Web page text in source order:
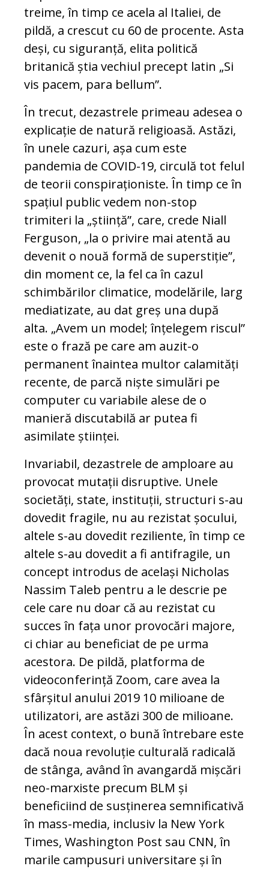
treime, în timp ce acela al Italiei, de
pildă, a crescut cu 60 de procente. Asta
deși, cu siguranță, elita politică
britanică știa vechiul precept latin „Si
vis pacem, para bellum”.
În trecut, dezastrele primeau adesea o
explicație de natură religioasă. Astăzi,
în unele cazuri, așa cum este
pandemia de COVID-19, circulă tot felul
de teorii conspiraționiste. În timp ce în
spațiul public vedem non-stop
trimiteri la „știință”, care, crede Niall
Ferguson, „la o privire mai atentă au
devenit o nouă formă de superstiție”,
din moment ce, la fel ca în cazul
schimbărilor climatice, modelările, larg
mediatizate, au dat greș una după
alta. „Avem un model; înțelegem riscul”
este o frază pe care am auzit-o
permanent înaintea multor calamități
recente, de parcă niște simulări pe
computer cu variabile alese de o
manieră discutabilă ar putea fi
asimilate științei.
Invariabil, dezastrele de amploare au
provocat mutații disruptive. Unele
societăți, state, instituții, structuri s-au
dovedit fragile, nu au rezistat șocului,
altele s-au dovedit reziliente, în timp ce
altele s-au dovedit a fi antifragile, un
concept introdus de același Nicholas
Nassim Taleb pentru a le descrie pe
cele care nu doar că au rezistat cu
succes în fața unor provocări majore,
ci chiar au beneficiat de pe urma
acestora. De pildă, platforma de
videoconferință Zoom, care avea la
sfârșitul anului 2019 10 milioane de
utilizatori, are astăzi 300 de milioane.
În acest context, o bună întrebare este
dacă noua revoluție culturală radicală
de stânga, având în avangardă mișcări
neo-marxiste precum BLM și
beneficiind de susținerea semnificativă
în mass-media, inclusiv la New York
Times, Washington Post sau CNN, în
marile campusuri universitare și în